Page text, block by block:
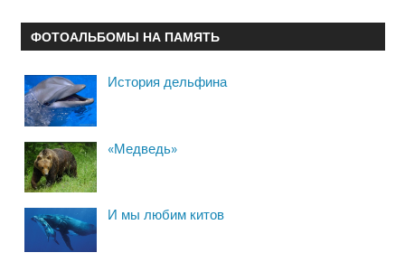
ФОТОАЛЬБОМЫ НА ПАМЯТЬ
История дельфина
«Медведь»
И мы любим китов